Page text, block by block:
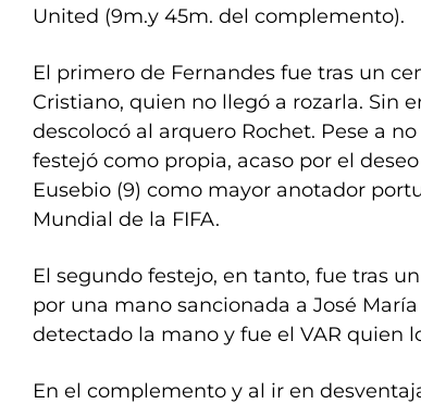
United (9m.y 45m. del complemento).
El primero de Fernandes fue tras un
Cristiano, quien no llegó a rozarla. Sin
descolocó al arquero Rochet. Pese a
festejó como propia, acaso por el
Eusebio (9) como mayor anotador
Mundial de la FIFA.
El segundo festejo, en tanto, fue tras
por una mano sancionada a José
detectado la mano y fue el VAR quien
En el complemento y al ir en